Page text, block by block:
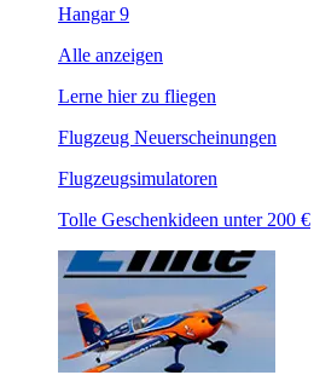
Hangar 9
Alle anzeigen
Lerne hier zu fliegen
Flugzeug Neuerscheinungen
Flugzeugsimulatoren
Tolle Geschenkideen unter 200 €